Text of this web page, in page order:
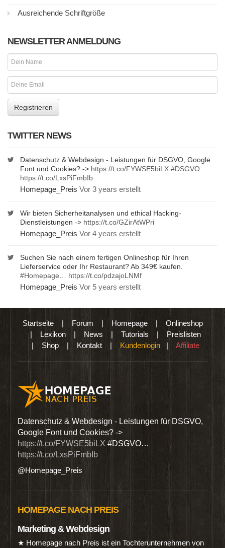
Ausreichende Schriftgröße
NEWSLETTER ANMELDUNG
TWITTER NEWS
Datenschutz & Webdesign - Leistungen für DSGVO, Google
Font und Cookies? -> https://t.co/FYWSE5biLX #DSGVO
https://t.co/LxsPiFmbIb
Homepage_Preis Vor 3 years erstellt
Wir bieten Sicherheitanalysen und ethical Hacking-
Dienstleistungen -> https://t.co/GZirAtWPri
Homepage_Preis Vor 4 years erstellt
Suchen Sie nach einem fertigen Onlineshop für Ihren
Lieferservice oder Ihr Restaurant? Ab 349€ kaufen.
#Homepage
https://t.co/pdzajoLNMf
Homepage_Preis Vor 5 years erstellt
Startseite| Forum | Homepage| Onlineshop
| Lexikon | News | Tutorials | Preislisten
| Shop | Kontakt | Kundenlogin | Affiliate
Datenschutz & Webdesign - Leistungen für DSGVO,
Google Font und Cookies? ->
https://t.co/FYWSE5biLX #DSGVO…
https://t.co/LxsPiFmbIb
@Homepage_Preis
HOMEPAGE NACH PREIS
Marketing & Webdesign
★ Homepage nach Preis ist ein Tochterunternehmen von